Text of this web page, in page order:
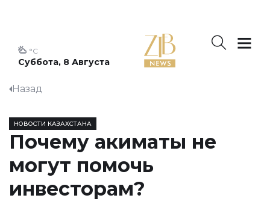
Суббота, 8 Августа
°C
Назад
НОВОСТИ КАЗАХСТАНА
Почему акиматы не
могут помочь
инвесторам?